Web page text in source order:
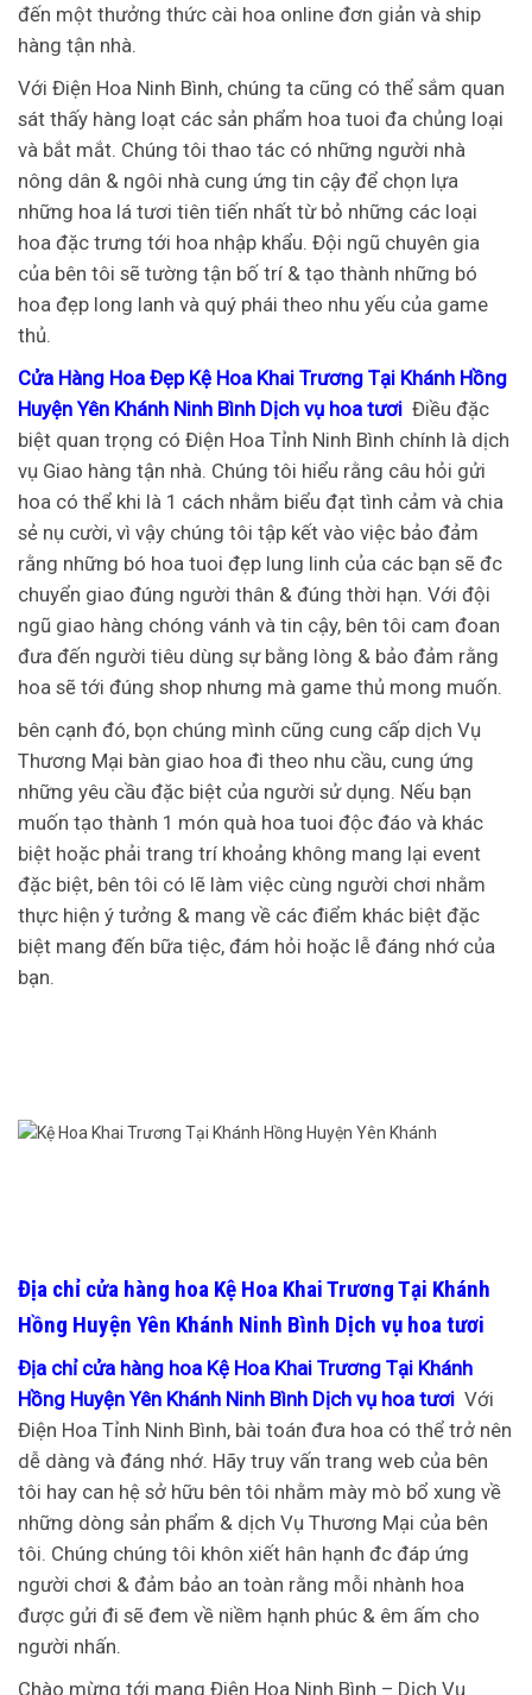
đến một thưởng thức cài hoa online đơn giản và ship
hàng tận nhà.
Với Điện Hoa Ninh Bình, chúng ta cũng có thể sắm quan
sát thấy hàng loạt các sản phẩm hoa tuoi đa chủng loại
và bắt mắt. Chúng tôi thao tác có những người nhà
nông dân & ngôi nhà cung ứng tin cậy để chọn lựa
những hoa lá tươi tiên tiến nhất từ bỏ những các loại
hoa đặc trưng tới hoa nhập khẩu. Đội ngũ chuyên gia
của bên tôi sẽ tường tận bố trí & tạo thành những bó
hoa đẹp long lanh và quý phái theo nhu yếu của game
thủ.
Cửa Hàng Hoa Đẹp Kệ Hoa Khai Trương Tại Khánh Hồng
Huyện Yên Khánh Ninh Bình Dịch vụ hoa tươi Điều đặc
biệt quan trọng có Điện Hoa Tỉnh Ninh Bình chính là dịch
vụ Giao hàng tận nhà. Chúng tôi hiểu rằng câu hỏi gửi
hoa có thể khi là 1 cách nhằm biểu đạt tình cảm và chia
sẻ nụ cười, vì vậy chúng tôi tập kết vào việc bảo đảm
rằng những bó hoa tuoi đẹp lung linh của các bạn sẽ đc
chuyển giao đúng người thân & đúng thời hạn. Với đội
ngũ giao hàng chóng vánh và tin cậy, bên tôi cam đoan
đưa đến người tiêu dùng sự bằng lòng & bảo đảm rằng
hoa sẽ tới đúng shop nhưng mà game thủ mong muốn.
bên cạnh đó, bọn chúng mình cũng cung cấp dịch Vụ
Thương Mại bàn giao hoa đi theo nhu cầu, cung ứng
những yêu cầu đặc biệt của người sử dụng. Nếu bạn
muốn tạo thành 1 món quà hoa tuoi độc đáo và khác
biệt hoặc phải trang trí khoảng không mang lại event
đặc biệt, bên tôi có lẽ làm việc cùng người chơi nhằm
thực hiện ý tưởng & mang về các điểm khác biệt đặc
biệt mang đến bữa tiệc, đám hỏi hoặc lễ đáng nhớ của
bạn.
Địa chỉ cửa hàng hoa Kệ Hoa Khai Trương Tại Khánh
Hồng Huyện Yên Khánh Ninh Bình Dịch vụ hoa tươi
Địa chỉ cửa hàng hoa Kệ Hoa Khai Trương Tại Khánh
Hồng Huyện Yên Khánh Ninh Bình Dịch vụ hoa tươi Với
Điện Hoa Tỉnh Ninh Bình, bài toán đưa hoa có thể trở nên
dễ dàng và đáng nhớ. Hãy truy vấn trang web của bên
tôi hay can hệ sở hữu bên tôi nhằm mày mò bổ xung về
những dòng sản phẩm & dịch Vụ Thương Mại của bên
tôi. Chúng chúng tôi khôn xiết hân hạnh đc đáp ứng
người chơi & đảm bảo an toàn rằng mỗi nhành hoa
được gửi đi sẽ đem về niềm hạnh phúc & êm ấm cho
người nhấn.
Chào mừng tới mang Điện Hoa Ninh Bình – Dịch Vụ